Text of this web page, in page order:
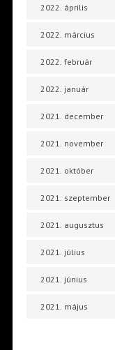
2022. április
2022. március
2022. február
2022. január
2021. december
2021. november
2021. október
2021. szeptember
2021. augusztus
2021. július
2021. június
2021. május